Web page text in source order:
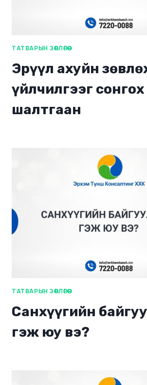
ТАТВАРЫН ЗӨВЛӨГӨӨ
Эрүүл ахуйн
үйлчилгээг сонгох
шалтгаан
ТАТВАРЫН ЗӨВЛӨГӨӨ
Санхүүгийн
гэж юу вэ?